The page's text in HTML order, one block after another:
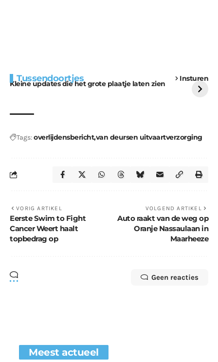
Tussendoortjes Insturen
Kleine updates die het grote plaatje laten zien
voor kabouters
uitdaging
Tags:overlijdensberichtvan deursen uitvaartverzorging
VORIG ARTIKEL
Eerste Swim to Fight
Cancer Weert haalt
topbedrag op
VOLGEND ARTIKEL
Auto raakt van de weg op
Oranje Nassaulaan in
Maarheeze
Geen reacties
Meest actueel